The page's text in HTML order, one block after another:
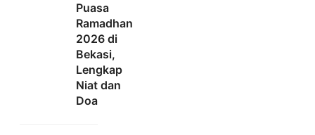
Puasa
Ramadhan
2026 di
Bekasi,
Lengkap
Niat dan
Doa